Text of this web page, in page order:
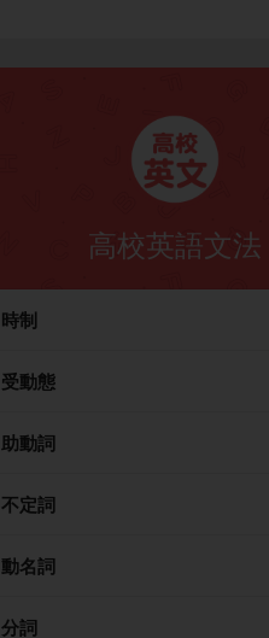
高校英語文法
時制
受動態
助動詞
不定詞
動名詞
分詞